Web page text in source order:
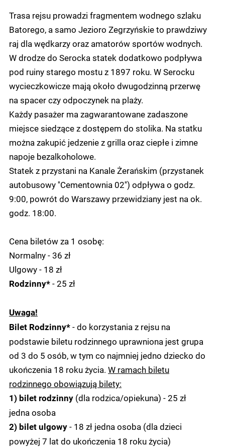
Trasa rejsu prowadzi fragmentem wodnego szlaku
Batorego, a samo Jezioro Zegrzyńskie to prawdziwy
raj dla wędkarzy oraz amatorów sportów wodnych.
W drodze do Serocka statek dodatkowo podpływa
pod ruiny starego mostu z 1897 roku. W Serocku
wycieczkowicze mają około dwugodzinną przerwę
na spacer czy odpoczynek na plaży.
Każdy pasażer ma zagwarantowane zadaszone
miejsce siedzące z dostępem do stolika. Na statku
można zakupić jedzenie z grilla oraz ciepłe i zimne
napoje bezalkoholowe.
Statek z przystani na Kanale Żerańskim (przystanek
autobusowy ''Cementownia 02'') odpływa o godz.
9:00, powrót do Warszawy przewidziany jest na ok.
godz. 18:00.
Cena biletów za 1 osobę:
Normalny - 36 zł
Ulgowy - 18 zł
Rodzinny*- 25 zł
Uwaga!
Bilet Rodzinny*- do korzystania z rejsu na
podstawie biletu rodzinnego uprawniona jest grupa
od 3 do 5 osób, w tym co najmniej jedno dziecko do
ukończenia 18 roku życia. W ramach biletu
rodzinnego obowiązują bilety:
1) bilet rodzinny (dla rodzica/opiekuna) - 25 zł
jedna osoba
2) bilet ulgowy- 18 zł jedna osoba (dla dzieci
powyżej 7 lat do ukończenia 18 roku życia)